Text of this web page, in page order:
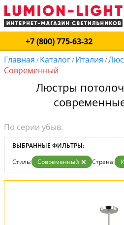
+7 (800) 775-63-32
Главная / Каталог/ Италия /
Современный
Люстры
ВЫБРАННЫЕ ФИЛЬТРЫ:
Стиль: Современный Страна:
Тип:
Потолочные Вид: Люстры